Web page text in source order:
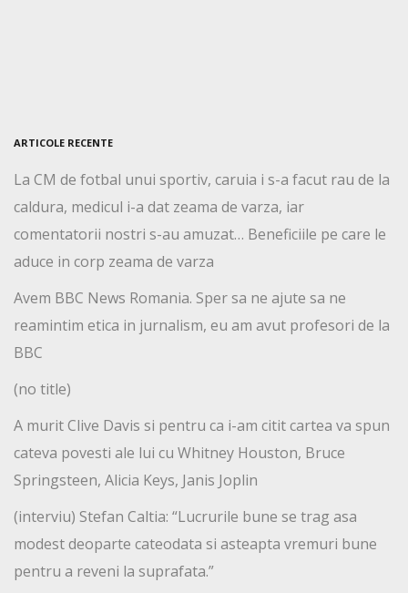
ARTICOLE RECENTE
La CM de fotbal unui sportiv, caruia i s-a facut rau de la
caldura, medicul i-a dat zeama de varza, iar
comentatorii nostri s-au amuzat… Beneficiile pe care le
aduce in corp zeama de varza
Avem BBC News Romania. Sper sa ne ajute sa ne
reamintim etica in jurnalism, eu am avut profesori de la
BBC
(no title)
A murit Clive Davis si pentru ca i-am citit cartea va spun
cateva povesti ale lui cu Whitney Houston, Bruce
Springsteen, Alicia Keys, Janis Joplin
(interviu) Stefan Caltia: “Lucrurile bune se trag asa
modest deoparte cateodata si asteapta vremuri bune
pentru a reveni la suprafata.”